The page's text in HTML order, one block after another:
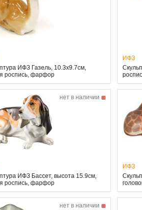
ИФЗ Газель, 10.3x9.7см,
роспись, фарфор
ИФЗ
нет в наличии
ИФЗ Бассет, высота 15.9см,
роспись, фарфор
ИФЗ
нет в наличии